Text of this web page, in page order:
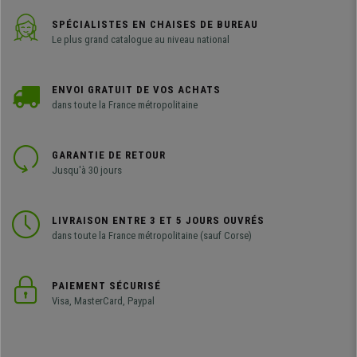
SPÉCIALISTES EN CHAISES DE BUREAU
Le plus grand catalogue au niveau national
ENVOI GRATUIT DE VOS ACHATS
dans toute la France métropolitaine
GARANTIE DE RETOUR
Jusqu'à 30 jours
LIVRAISON ENTRE 3 ET 5 JOURS OUVRÉS
dans toute la France métropolitaine (sauf Corse)
PAIEMENT SÉCURISÉ
Visa, MasterCard, Paypal